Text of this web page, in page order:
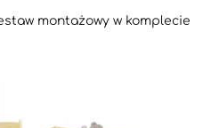
montażowy w komplecie